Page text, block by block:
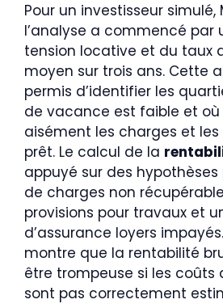
Pour un investisseur simulé,
l’analyse a commencé par
tension locative et du taux
moyen sur trois ans. Cette
permis d’identifier les
de vacance est faible et où
aisément les charges et
prêt. Le calcul de la
appuyé sur des hypothèses
de charges non
provisions pour travaux et
d’assurance loyers
montre que la rentabilité
être trompeuse si les coûts
sont pas correctement